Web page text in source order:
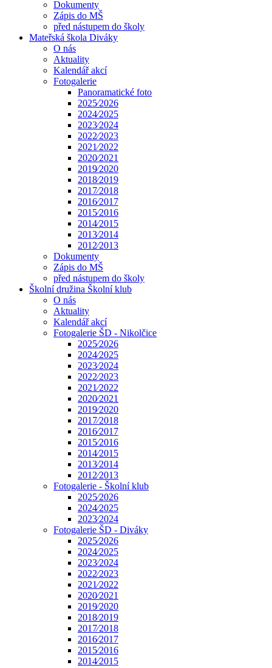
Dokumenty
Zápis do MŠ
před nástupem do školy
Mateřská škola Diváky
O nás
Aktuality
Kalendář akcí
Fotogalerie
Panoramatické foto
2025⁄2026
2024⁄2025
2023⁄2024
2022⁄2023
2021⁄2022
2020⁄2021
2019⁄2020
2018⁄2019
2017⁄2018
2016⁄2017
2015⁄2016
2014⁄2015
2013⁄2014
2012⁄2013
Dokumenty
Zápis do MŠ
před nástupem do školy
Školní družina Školní klub
O nás
Aktuality
Kalendář akcí
Fotogalerie ŠD - Nikolčice
2025⁄2026
2024⁄2025
2023⁄2024
2022⁄2023
2021⁄2022
2020⁄2021
2019⁄2020
2017⁄2018
2016⁄2017
2015⁄2016
2014⁄2015
2013⁄2014
2012⁄2013
Fotogalerie - Školní klub
2025⁄2026
2024⁄2025
2023⁄2024
Fotogalerie ŠD - Diváky
2025⁄2026
2024⁄2025
2023⁄2024
2022⁄2023
2021⁄2022
2020⁄2021
2019⁄2020
2018⁄2019
2017⁄2018
2016⁄2017
2015⁄2016
2014⁄2015